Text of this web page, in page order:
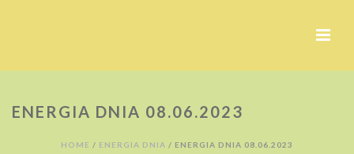
ENERGIA DNIA 08.06.2023
HOME / ENERGIA DNIA / ENERGIA DNIA 08.06.2023